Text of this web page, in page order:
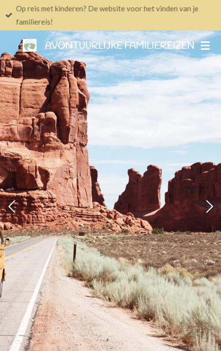
Ga
direct
de
hoofdinhoud
AVONTUURLIJKE FAMILIEREIZEN
Op reis met kinderen? De website voor het vinden van je
familiereis!